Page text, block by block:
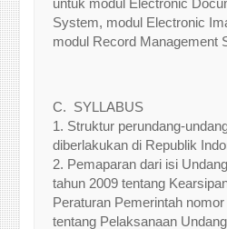
untuk modul Electronic
System, modul Electronic
modul Record Management
C. SYLLABUS
1. Struktur perundang-
diberlakukan di Republik
2. Pemaparan dari isi
tahun 2009 tentang
Peraturan Pemerintah
tentang Pelaksanaan